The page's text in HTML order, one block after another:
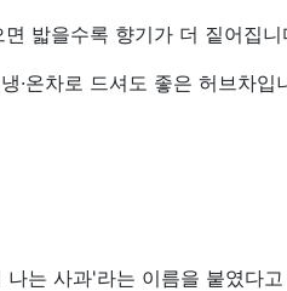
밟을수록 향기가 더 짙어집니
·온차로 드셔도 좋은 허브차입
는 사과'라는 이름을 붙였다고